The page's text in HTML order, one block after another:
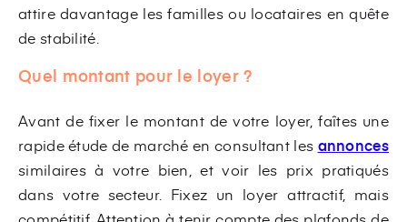
attire davantage les familles ou locataires en quête
de stabilité.
Quel montant pour le loyer ?
Avant de fixer le montant de votre loyer, faîtes une
rapide étude de marché en consultant les annonces
similaires à votre bien, et voir les prix pratiqués
dans votre secteur. Fixez un loyer attractif, mais